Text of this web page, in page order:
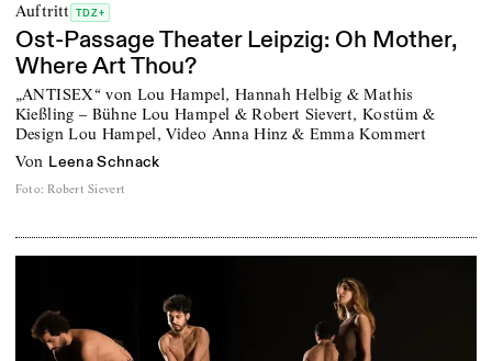
Auftritt TDZ+
Ost-Passage Theater Leipzig: Oh Mother,
Where Art Thou?
„ANTISEX“ von Lou Hampel, Hannah Helbig & Mathis
Kießling – Bühne Lou Hampel & Robert Sievert, Kostüm &
Design Lou Hampel, Video Anna Hinz & Emma Kommert
von Leena Schnack
Foto: Robert Sievert